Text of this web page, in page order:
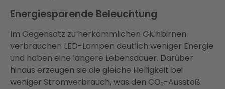
Energiesparende Beleuchtung
Im Gegensatz zu herkömmlichen Glühbirnen
verbrauchen LED-Lampen deutlich weniger Energie
und haben eine längere Lebensdauer. Darüber
hinaus erzeugen sie die gleiche Helligkeit bei
weniger Stromverbrauch, was den CO₂-Ausstoß